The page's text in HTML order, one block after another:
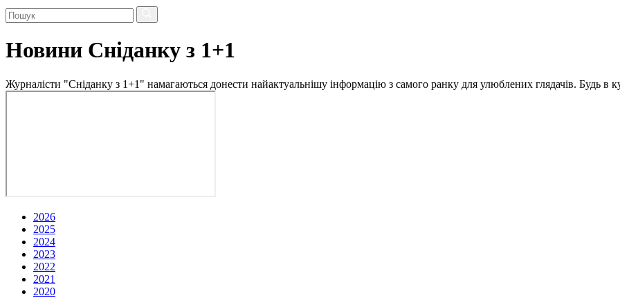
Новини Сніданку з 1+1
Журналісти "Сніданку з 1+1" намагаються донести найактуальнішу інформацію з самого ранку для улюблених глядачів. Будь в
2026
2025
2024
2023
2022
2021
2020